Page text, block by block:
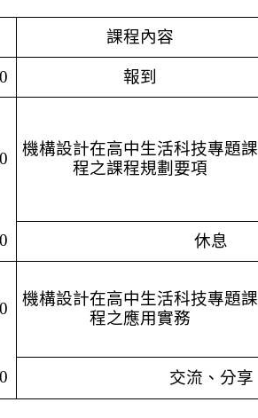
課程內容
報到
機構設計在高中生活科技專題課
程之課程規劃要項
休息
機構設計在高中生活科技專題課
程之應用實務
交流、分享